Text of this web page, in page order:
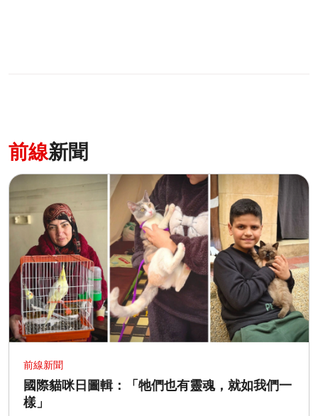
前線新聞
前線新聞
國際貓咪日圖輯：「牠們也有靈魂，就如我們一
樣」